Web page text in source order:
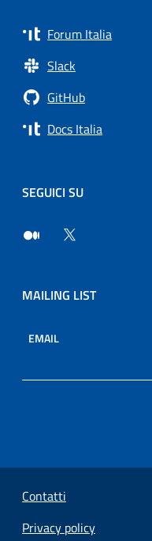
Forum Italia
Slack
GitHub
Docs Italia
SEGUICI SU
MAILING LIST
EMAIL
Sezione Link
Contatti
Privacy policy